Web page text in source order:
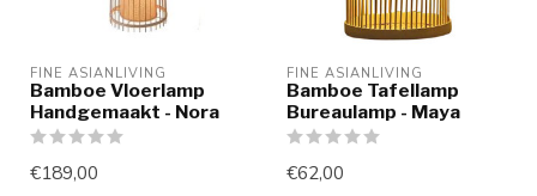
FINE ASIANLIVING
Bamboe Vloerlamp
Handgemaakt - Nora
€189,00
FINE ASIANLIVING
Bamboe Tafellamp
Bureaulamp - Maya
€62,00